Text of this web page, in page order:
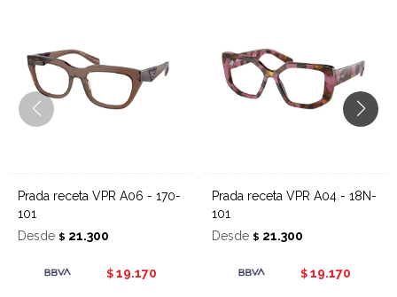
Prada receta VPR A06 - 170-
101
Desde $ 21.300
$ 19.170
Prada receta VPR A04 - 18N-
101
Desde $ 21.300
$ 19.170